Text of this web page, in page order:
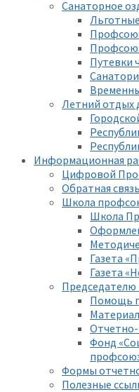
Санаторное
Путевки
Летний отдых
Информационная
Цифровой
Обратная связь
Школа
Школа
Газета
Газета
Помощь
Фонд
Формы
Полезные